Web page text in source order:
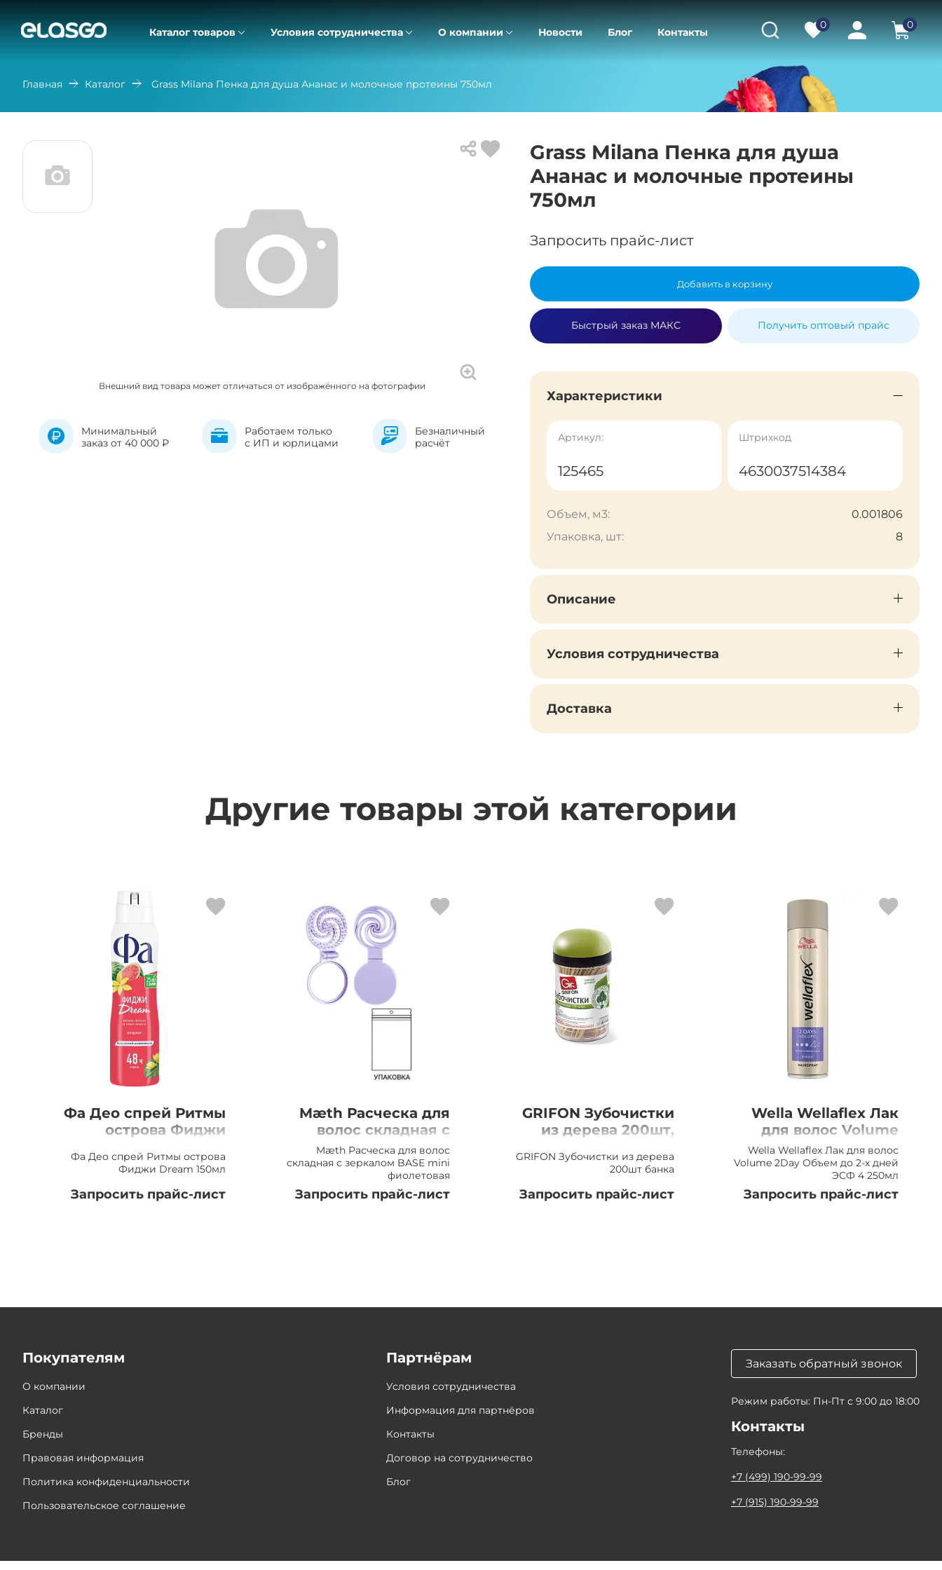
Каталог товаров Условия сотрудничества О компании Новости Блог Контакты
0 0
Главная Каталог Grass Milana Пенка для душа Ананас и молочные протеины 750мл
Внешний вид товара может отличаться от изображённого на фотографии
Минимальный
заказ от 40 000 ₽
Работаем только
с ИП и юрлицами
Безналичный
расчёт
Grass Milana Пенка для душа
Ананас и молочные протеины
750мл
Запросить прайс-лист
Добавить в корзину
Быстрый заказ МАКС Получить оптовый прайс
Характеристики
Артикул:
125465
Штрихкод
4630037514384
Объем, м3:
0.001806
Упаковка, шт:
8
Описание
Условия сотрудничества
Доставка
Другие товары этой категории
Фа Део спрей Ритмы
острова Фиджи
Фа Део спрей Ритмы острова
Фиджи Dream 150мл
Запросить прайс-лист
Mæth Расческа для
волос складная с
зеркалом BASE mini
фиолетовая
Mæth Расческа для волос
складная с зеркалом BASE mini
фиолетовая
Запросить прайс-лист
GRIFON Зубочистки
из дерева 200шт,
GRIFON Зубочистки из дерева
200шт банка
Запросить прайс-лист
Wella Wellaflex Лак
для волос Volume
2Day ЭСФ 4, 250мл
Wella Wellaflex Лак для волос
Volume 2Day Объем до 2-х дней
ЭСФ 4 250мл
Запросить прайс-лист
Покупателям
О компании
Каталог
Бренды
Правовая информация
Политика конфиденциальности
Пользовательское соглашение
Партнёрам
Условия сотрудничества
Информация для партнёров
Контакты
Договор на сотрудничество
Блог
Заказать обратный звонок
Режим работы: Пн-Пт с 9:00 до 18:00
Контакты
Телефоны:
+7 (499) 190-99-99
+7 (915) 190-99-99